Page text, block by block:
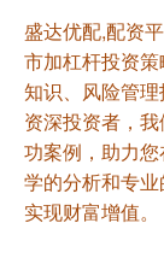
盛达优配,配资
市加杠杆投资
知识、风险管
资深投资者，
功案例，助力
学的分析和专
实现财富增值。